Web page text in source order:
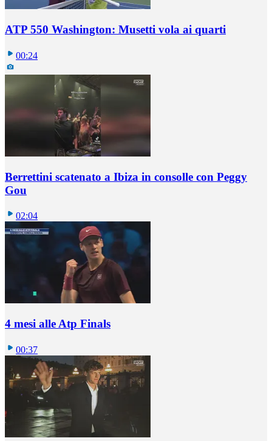
ATP 550 Washington: Musetti vola ai quarti
00:24
Berrettini scatenato a Ibiza in consolle con Peggy
Gou
02:04
4 mesi alle Atp Finals
00:37